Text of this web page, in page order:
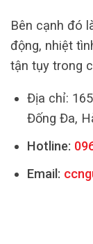
Bên cạnh đó
động, nhiệt
tận tụy trong
Địa chỉ:
Đống Đa,
Hotline:
Email: